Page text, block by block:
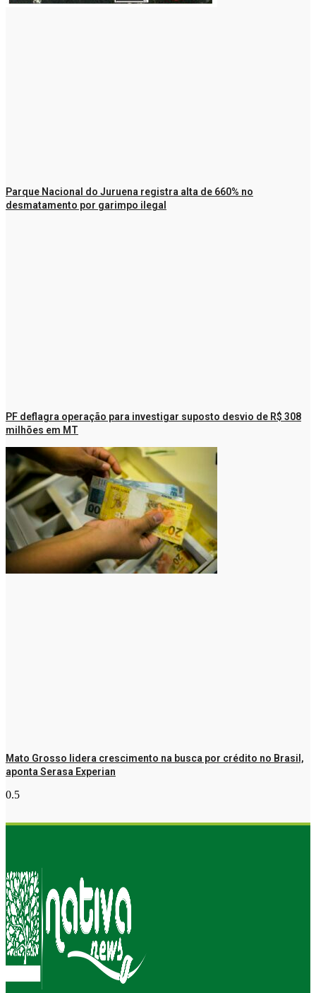
Parque Nacional do Juruena registra alta de 660% no
desmatamento por garimpo ilegal
PF deflagra operação para investigar suposto desvio de R$ 308
milhões em MT
Mato Grosso lidera crescimento na busca por crédito no Brasil,
aponta Serasa Experian